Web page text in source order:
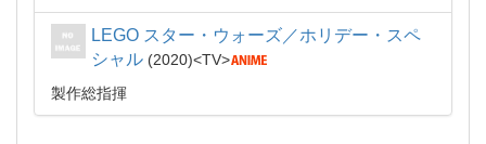
LEGO スター・ウォーズ／ホリデー・スペ
シャル
2020
TV
製作総指揮